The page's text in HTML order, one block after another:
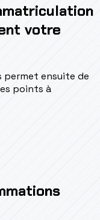
votre
permet ensuite de
points à